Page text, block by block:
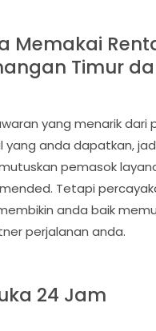
Memakai
Timur
yang menarik dari
yang anda dapatkan,
pemasok
Tetapi
anda baik
perjalanan anda.
24 Jam